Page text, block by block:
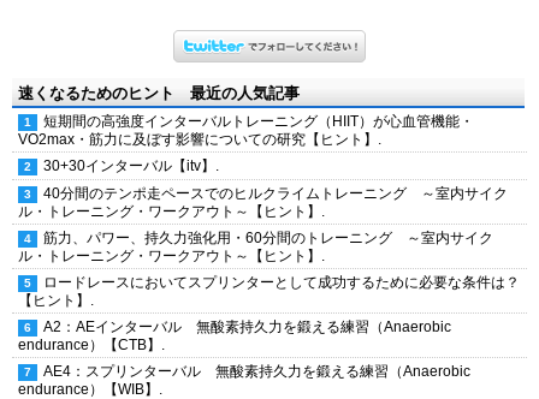
速くなるためのヒント 最近の人気記事
短期間の高強度インターバルトレーニング（HIIT）が心血管機能・
VO2max・筋力に及ぼす影響についての研究【ヒント】.
30+30インターバル【itv】.
40分間のテンポ走ペースでのヒルクライムトレーニング ～室内サイク
ル・トレーニング・ワークアウト～【ヒント】.
筋力、パワー、持久力強化用・60分間のトレーニング ～室内サイク
ル・トレーニング・ワークアウト～【ヒント】.
ロードレースにおいてスプリンターとして成功するために必要な条件は？
【ヒント】.
A2：AEインターバル 無酸素持久力を鍛える練習（Anaerobic
endurance）【CTB】.
AE4：スプリンターバル 無酸素持久力を鍛える練習（Anaerobic
endurance）【WIB】.